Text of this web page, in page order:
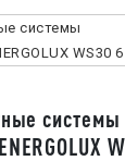
системы
WS30 6
системы